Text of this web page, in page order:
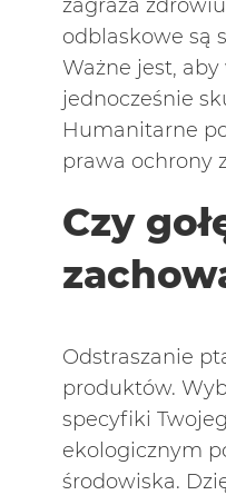
zagraża
odblaskowe są
Ważne jest,
jednocześnie
Humanitarne
prawa ochrony
Czy
Odstraszanie
produktów.
specyfiki
ekologicznym
środowiska.